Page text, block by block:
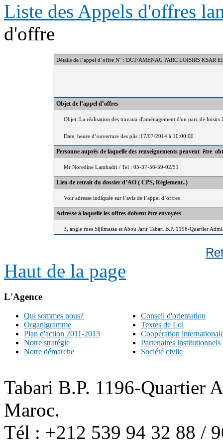
Liste des Appels d'offres
d'offre
Détails de l’appel d’offre N° : DCT/AMENAG PARC LOISIRS KSAR
Objet de l’appel d’offres
Objet :La réalisation des travaux d'aménagement d'un parc de
Date, heure d’ouverture des plis :17/07/2014 à 10:00:00
Personne auprès de laquelle des renseignements peuvent être
Mr Noredine Lamhadri / Tel : 05-37-56-59-02/51
Lieu de retrait du dossier d’AO ( CPS, Règlement..)
Voir adresse indiquée sur l’avis de l’appel d’offres
Adresse à laquelle les offres doivent être envoyées
3, angle rues Sijilmassa et Abou Jarir Tabari B.P. 1196-Quartier
Haut de la page
L'Agence
Qui sommes nous?
Organigramme
Plan d'action 2011-2013
Notre stratégie
Notre démarche
Conseil d'orientation
Textes de Loi
Coopération
Partenaires institutionnels
Société civile
Tabari B.P. 1196-Quartier
Maroc.
Tél : +212 539 94 32 88 /